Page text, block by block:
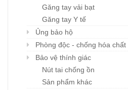
Găng tay vải bạt
Găng tay Y tế
Ủng bảo hộ
Phòng độc - chống hóa chất
Bảo vệ thính giác
Nút tai chống ồn
Sản phẩm khác